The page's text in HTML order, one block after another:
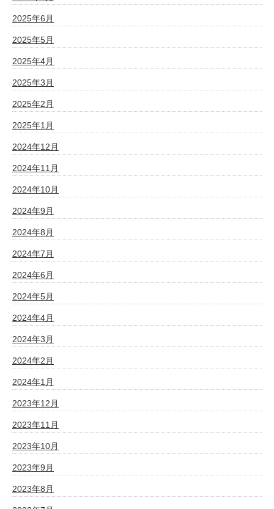
2025年6月
2025年5月
2025年4月
2025年3月
2025年2月
2025年1月
2024年12月
2024年11月
2024年10月
2024年9月
2024年8月
2024年7月
2024年6月
2024年5月
2024年4月
2024年3月
2024年2月
2024年1月
2023年12月
2023年11月
2023年10月
2023年9月
2023年8月